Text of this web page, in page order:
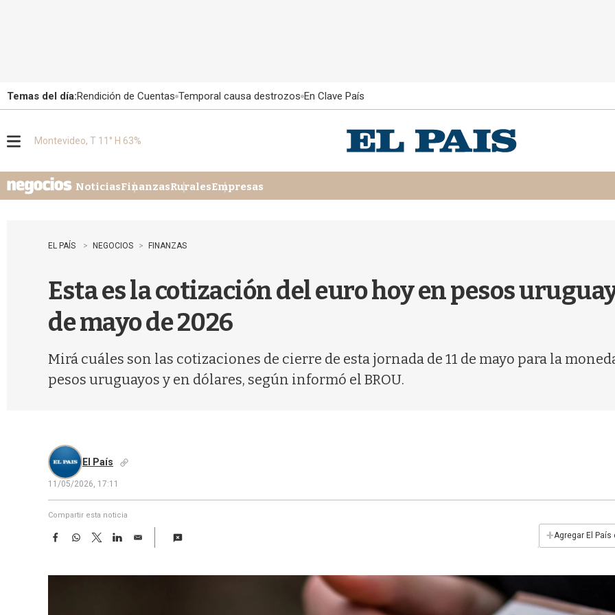
Temas del día:Rendición de Cuentas Temporal causa destrozos En Clave País
u
Montevideo, T 11° H 63%
NoticiasFinanzasRuralesEmpresas
EL PAÍS NEGOCIOS FINANZAS
Esta es la cotización del euro hoy en pesos
de mayo de 2026
Mirá cuáles son las cotizaciones de cierre de esta jornada de 11 de mayo para la
pesos uruguayos y en dólares, según informó el BROU.
El País
11/05/2026, 17:11
Compartir esta noticia
F
e
W
t
T
w
t
L
k
E
i
+Agregar El País